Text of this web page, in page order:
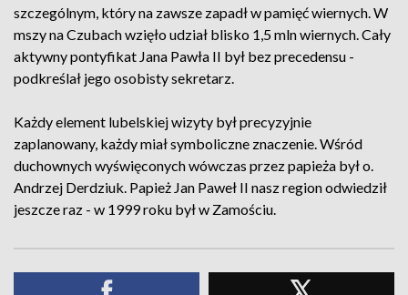
szczególnym, który na zawsze zapadł w pamięć wiernych. W
mszy na Czubach wzięło udział blisko 1,5 mln wiernych. Cały
aktywny pontyfikat Jana Pawła II był bez precedensu -
podkreślał jego osobisty sekretarz.
Każdy element lubelskiej wizyty był precyzyjnie
zaplanowany, każdy miał symboliczne znaczenie. Wśród
duchownych wyświęconych wówczas przez papieża był o.
Andrzej Derdziuk. Papież Jan Paweł II nasz region odwiedził
jeszcze raz - w 1999 roku był w Zamościu.